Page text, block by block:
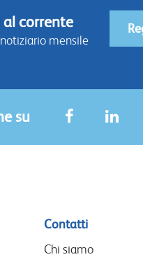
corrente
mensile
su
Contatti
Chi siamo